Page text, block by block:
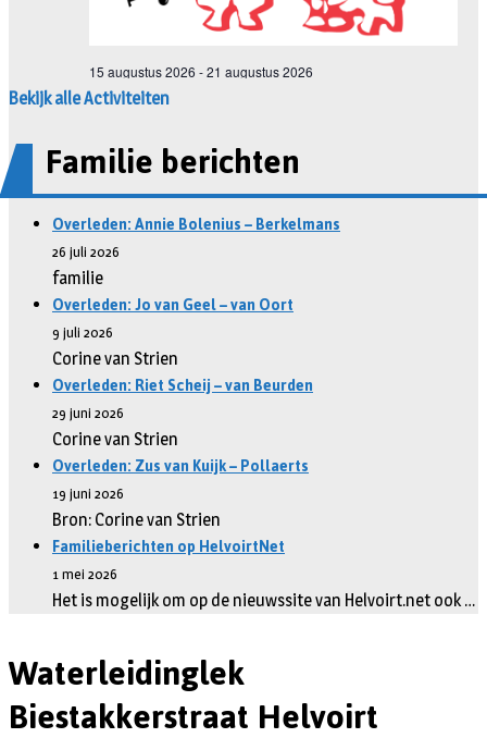
Bekijk alle Activiteiten
Familie berichten
Overleden: Annie Bolenius – Berkelmans
26 juli 2026
familie
Overleden: Jo van Geel – van Oort
9 juli 2026
Corine van Strien
Overleden: Riet Scheij – van Beurden
29 juni 2026
Corine van Strien
Overleden: Zus van Kuijk – Pollaerts
19 juni 2026
Bron: Corine van Strien
Familieberichten op HelvoirtNet
1 mei 2026
Het is mogelijk om op de nieuwssite van Helvoirt.net ook …
Waterleidinglek
Biestakkerstraat Helvoirt